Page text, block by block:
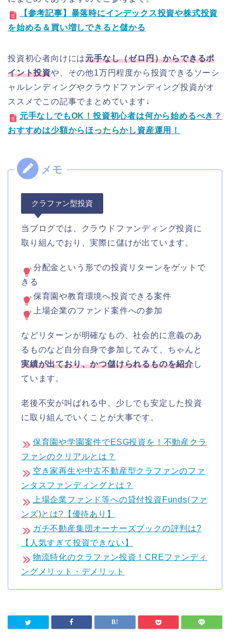
【参考記事】暴落時にインデックス投資や株式投資
を始める＆買い増しできると儲かる
投資初心者向けには元手なし（ゼロ円）からできるポ
イント投資や、その他1万円程度から投資できるソーシ
ャルレンディングやクラウドファンディング投資がオ
ススメでこの記事でまとめています↓
元手なしでもOK！投資初心者は何から始めるべき？
おすすめは少額からほったらかし資産運用！
クラファン型投資
当ブログでは、クラウドファンディング投資に
取り組んでおり、実際に儲けが出ています。
分配金という形での投資リターンをゲットで
きる
保育園や教育環境へ投資できる案件
上場企業のファンド案件への参加
などリターンが明確なもの、社会的に意義のあ
るものなど自分自身で参加してみて、ちゃんと
実績が出ており、かつ儲けられるものを紹介し
ています。
老後不安が叫ばれる中、少しでも安定した投資
に取り組んでいくことが大事です。
保育園や学園案件でESG投資を！不動産クラ
ファンのクリアルとは？
空き家再生や中古不動産型クラファンのファ
ンタスファンディングとは？
上場企業ファンド等への貸付投資Funds(ファ
ンズ)とは?【優待あり】
ガチ不動産集団オーナーズブックの評判は?
【人気すぎて投資できない】
物流特化のクラファン投資！CREファンディ
ングメリット・デメリット